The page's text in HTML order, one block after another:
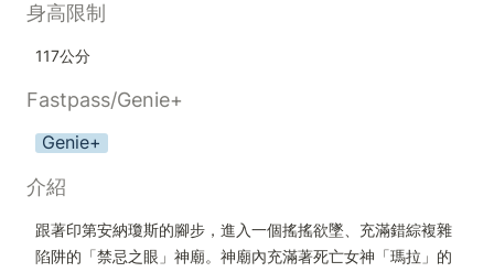
身高限制
117公分
Fastpass/Genie+
Genie+
介紹
跟著印第安納瓊斯的腳步，進入一個搖搖欲墜、充滿錯綜複雜
陷阱的「禁忌之眼」神廟。神廟內充滿著死亡女神「瑪拉」的